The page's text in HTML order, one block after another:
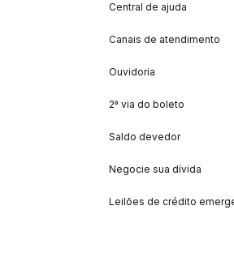
Central de ajuda
Canais de atendimento
Ouvidoria
2ª via do boleto
Saldo devedor
Negocie sua dívida
Leilões de crédito